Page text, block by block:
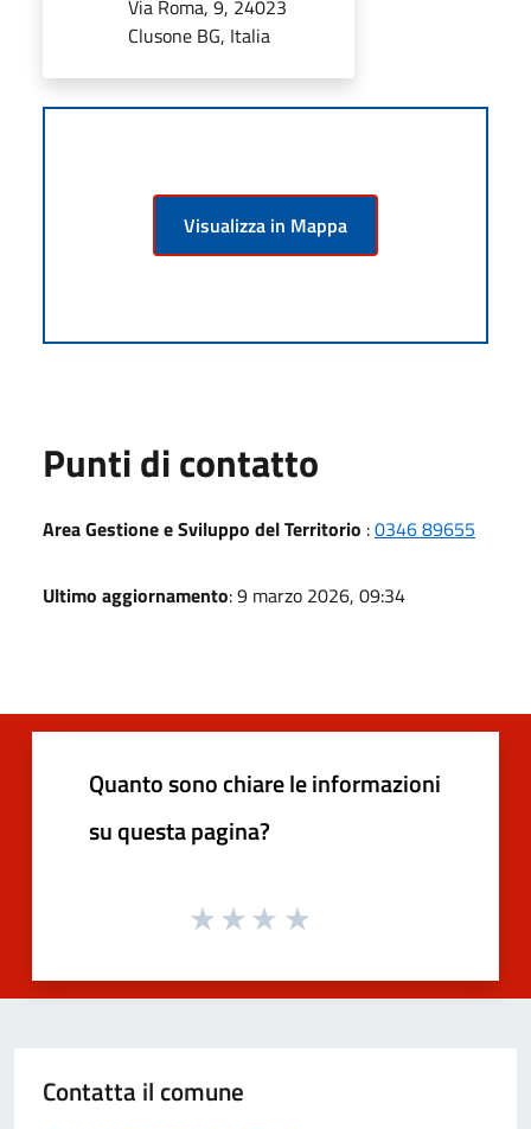
Via Roma, 9, 24023
Clusone BG, Italia
Visualizza in Mappa
Punti di contatto
Area Gestione e Sviluppo del Territorio :0346 89655
Ultimo aggiornamento: 9 marzo 2026, 09:34
Quanto sono chiare le informazioni
su questa pagina?
Contatta il comune